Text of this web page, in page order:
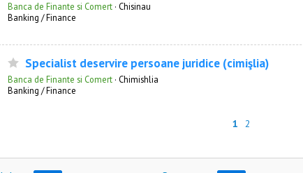
Banca de Finante si Comert · Chisinau
Banking / Finance
Specialist deservire persoane juridice (cimişlia)
Banca de Finante si Comert · Chimishlia
Banking / Finance
1 2